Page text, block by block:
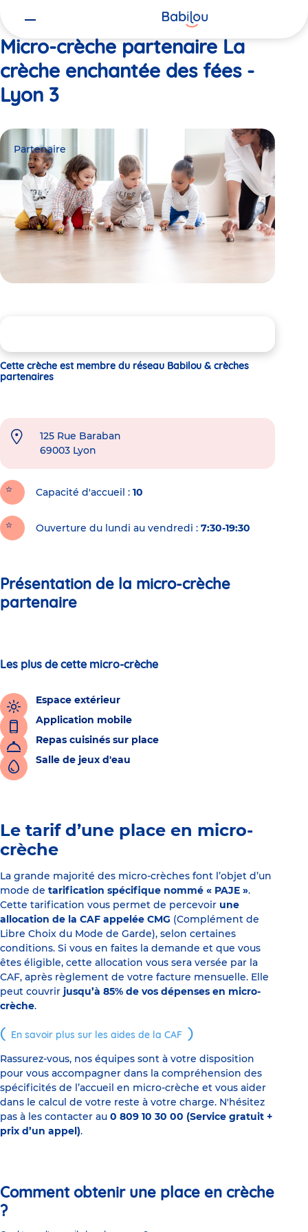
Micro-crèche partenaire La
crèche enchantée des fées -
Lyon 3
Partenaire
Cette crèche est membre du réseau Babilou & crèches
partenaires
125 Rue Baraban
69003 Lyon
Capacité d'accueil 10
Ouverture du lundi au vendredi : 7:30-19:30
Présentation de la micro-crèche
partenaire
Les plus de cette micro-crèche
Espace extérieur
Application mobile
Repas cuisinés sur place
Salle de jeux d'eau
Le tarif d’une place en micro-
crèche
La grande majorité des micro-crèches font l’objet d’un
mode de tarification spécifique nommé « PAJE ».
Cette tarification vous permet de percevoir une
allocation de la CAF appelée CMG (Complément de
Libre Choix du Mode de Garde), selon certaines
conditions. Si vous en faites la demande et que vous
êtes éligible, cette allocation vous sera versée par la
CAF, après règlement de votre facture mensuelle. Elle
peut couvrir jusqu’à 85% de vos dépenses en micro-
crèche.
En savoir plus sur les aides de la CAF
Rassurez-vous, nos équipes sont à votre disposition
pour vous accompagner dans la compréhension des
spécificités de l’accueil en micro-crèche et vous aider
dans le calcul de votre reste à votre charge. N'hésitez
pas à les contacter au 0 809 10 30 00 (Service gratuit +
prix d’un appel).
Comment obtenir une place en crèche
?